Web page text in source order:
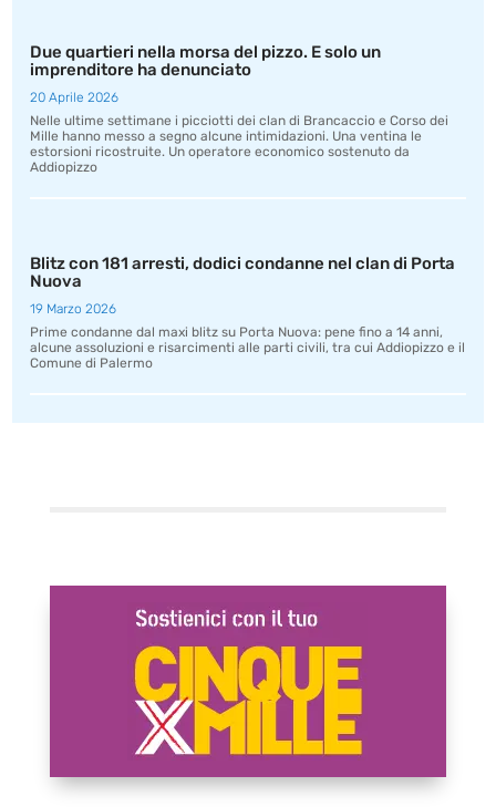
Due quartieri nella morsa del pizzo. E solo un
imprenditore ha denunciato
20 Aprile 2026
Nelle ultime settimane i picciotti dei clan di Brancaccio e Corso dei
Mille hanno messo a segno alcune intimidazioni. Una ventina le
estorsioni ricostruite. Un operatore economico sostenuto da
Addiopizzo
Blitz con 181 arresti, dodici condanne nel clan di Porta
Nuova
19 Marzo 2026
Prime condanne dal maxi blitz su Porta Nuova: pene fino a 14 anni,
alcune assoluzioni e risarcimenti alle parti civili, tra cui Addiopizzo e il
Comune di Palermo